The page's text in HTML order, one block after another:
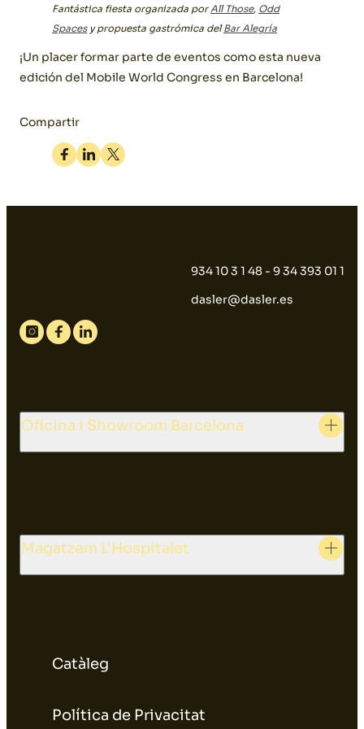
Fantástica fiesta organizada porAll Those, Odd
Spacesy propuesta gastrómica delBar Alegría
¡Un placer formar parte de eventos como esta nueva
edición del Mobile World Congress en Barcelona!
Compartir
Facebook
LinkedinTwitter
934 10 3 1 48 - 9 34 393 01 1
dasler@dasler.es
Instagram
FacebookLinkedin
Catàleg
Política de Privacitat
Oficina i Showroom Barcelona
Magatzem L'Hospitalet